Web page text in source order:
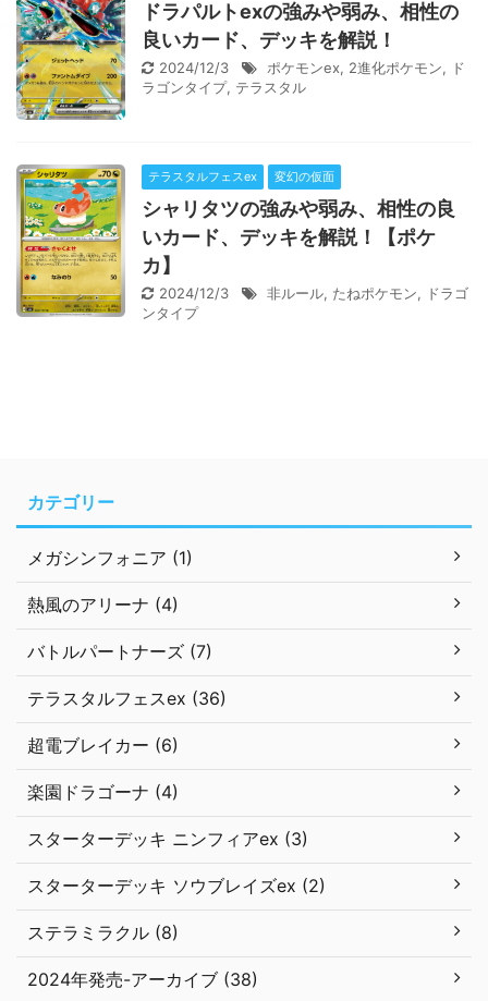
ドラパルトexの強みや弱み、相性の
良いカード、デッキを解説！
2024/12/3 ポケモンex, 2進化ポケモン, ド
ラゴンタイプ, テラスタル
テラスタルフェスex 変幻の仮面
シャリタツの強みや弱み、相性の良
いカード、デッキを解説！【ポケ
カ】
2024/12/3 非ルール, たねポケモン, ドラゴ
ンタイプ
カテゴリー
メガシンフォニア (1)
熱風のアリーナ (4)
バトルパートナーズ (7)
テラスタルフェスex (36)
超電ブレイカー (6)
楽園ドラゴーナ (4)
スターターデッキ ニンフィアex (3)
スターターデッキ ソウブレイズex (2)
ステラミラクル (8)
2024年発売-アーカイブ (38)